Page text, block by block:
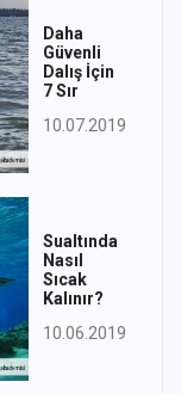
Daha
Güvenli
Dalış İçin
7 Sır
10.07.2019
Sualtında
Nasıl
Sıcak
Kalınır?
10.06.2019